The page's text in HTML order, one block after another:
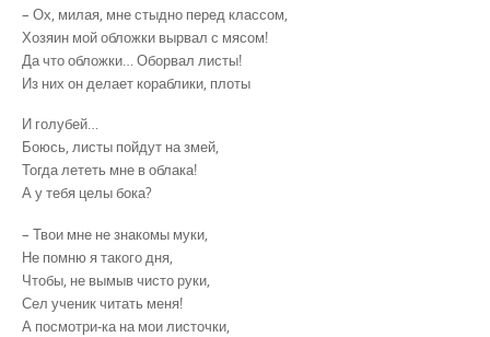
– Ох, милая, мне стыдно перед классом,
Хозяин мой обложки вырвал с мясом!
Да что обложки… Оборвал листы!
Из них он делает кораблики, плоты
И голубей…
Боюсь, листы пойдут на змей,
Тогда лететь мне в облака!
А у тебя целы бока?
– Твои мне не знакомы муки,
Не помню я такого дня,
Чтобы, не вымыв чисто руки,
Сел ученик читать меня!
А посмотри-ка на мои листочки,